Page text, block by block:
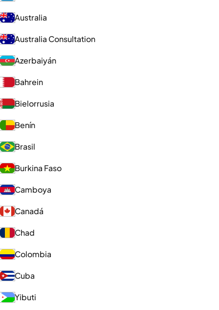
Australia
Australia Consultation
Azerbaiyán
Bahrein
Bielorrusia
Benín
Brasil
Burkina Faso
Camboya
Canadá
Chad
Colombia
Cuba
Yibuti